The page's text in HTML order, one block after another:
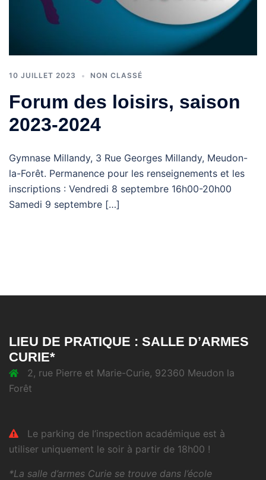
10 JUILLET 2023 NON CLASSÉ
Forum des loisirs, saison
2023-2024
Gymnase Millandy, 3 Rue Georges Millandy, Meudon-
la-Forêt. Permanence pour les renseignements et les
inscriptions : Vendredi 8 septembre 16h00-20h00
Samedi 9 septembre […]
LIEU DE PRATIQUE : SALLE D’ARMES
CURIE*
2, rue Pierre et Marie-Curie, 92360 Meudon la
Forêt
Le parking de l’inspection académique est à
utiliser uniquement le soir à partir de 18h00 !
*La salle d’armes Curie se trouve dans l’école